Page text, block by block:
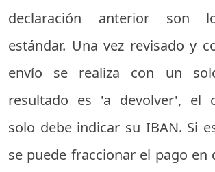
declaración anterior son
estándar. Una vez revisado y
envío se realiza con un
resultado es 'a devolver', el
solo debe indicar su IBAN. Si
se puede fraccionar el pago en